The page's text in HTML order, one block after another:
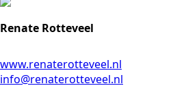
Renate Rotteveel
www.renaterotteveel.nl
info@renaterotteveel.nl